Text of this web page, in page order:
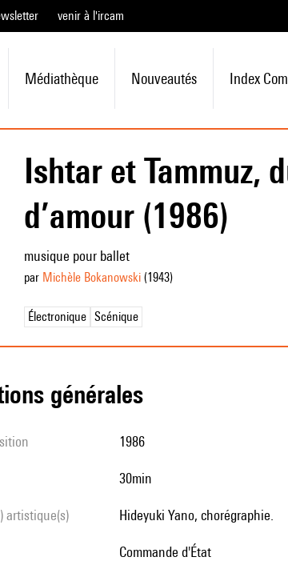
venir à l'ircam
Médiathèque Nouveautés Index
Ishtar et Tammuz,
d’amour (1986)
musique pour ballet
par Michèle Bokanowski(1943)
Électronique Scénique
générales
1986
30min
artistique(s) Hideyuki Yano, chorégraphie.
Commande d'État